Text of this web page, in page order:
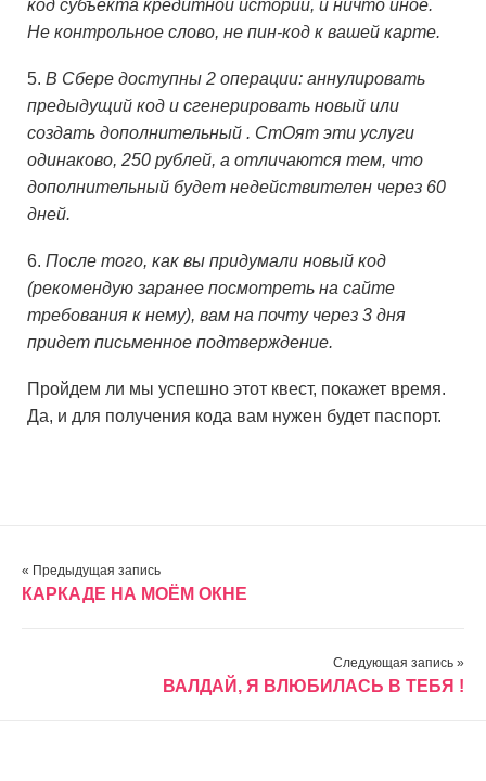
код субъекта кредитной истории, и ничто иное.
Не контрольное слово, не пин-код к вашей карте.
5. В Сбере доступны 2 операции: аннулировать
предыдущий код и сгенерировать новый или
создать дополнительный . СтОят эти услуги
одинаково, 250 рублей, а отличаются тем, что
дополнительный будет недействителен через 60
дней.
6. После того, как вы придумали новый код
(рекомендую заранее посмотреть на сайте
требования к нему), вам на почту через 3 дня
придет письменное подтверждение.
Пройдем ли мы успешно этот квест, покажет время.
Да, и для получения кода вам нужен будет паспорт.
« Предыдущая запись
КАРКАДЕ НА МОЁМ ОКНЕ
Следующая запись »
ВАЛДАЙ, Я ВЛЮБИЛАСЬ В ТЕБЯ !